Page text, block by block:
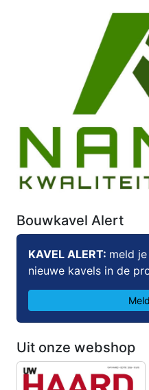
Bouwkavel Alert
KAVEL ALERT: meld
nieuwe kavels in de
Uit onze webshop